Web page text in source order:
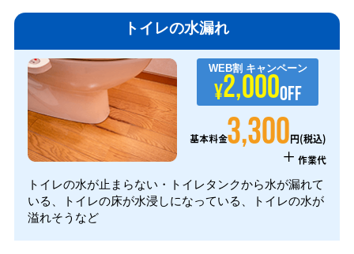
トイレの水漏れ
WEB割 キャンペーン
¥2,000OFF
基本料金3,300円(税込)
+ 作業代
トイレの水が止まらない・トイレタンクから水が漏れて
いる、トイレの床が水浸しになっている、トイレの水が
溢れそうなど